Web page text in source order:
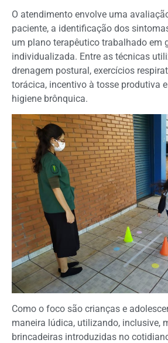
O atendimento envolve uma
paciente, a identificação dos
um plano terapêutico trabalhado em
individualizada. Entre as técnicas
drenagem postural, exercícios
torácica, incentivo à tosse produtiva
higiene brônquica.
Como o foco são crianças e
maneira lúdica, utilizando, inclusive,
brincadeiras introduzidas no